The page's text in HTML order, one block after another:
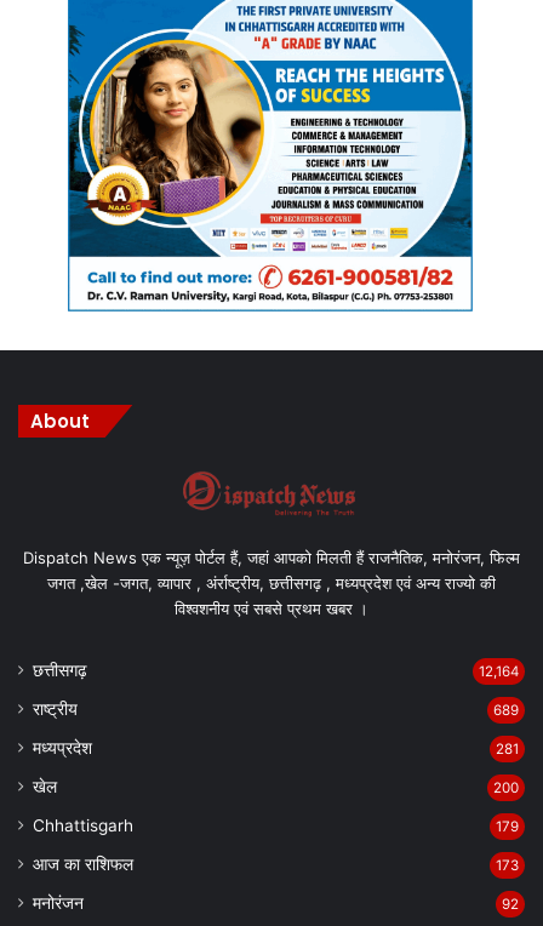
About
Dispatch News एक न्यूज़ पोर्टल हैं, जहां आपको मिलती हैं राजनैतिक, मनोरंजन, फिल्म
जगत ,खेल -जगत, व्यापार , अंर्राष्ट्रीय, छत्तीसगढ़ , मध्यप्रदेश एवं अन्य राज्यो की
विश्वशनीय एवं सबसे प्रथम खबर ।
छत्तीसगढ़ 12,164
राष्ट्रीय 689
मध्यप्रदेश 281
खेल 200
Chhattisgarh 179
आज का राशिफल 173
मनोरंजन 92